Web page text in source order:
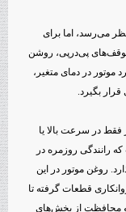
می‌رسد، اما برای
پی‌درپی، روشن
در دمای متغیر،
بگیرد.
فقط در سرعت بالا یا
رانندگی روزمره در
روغن موتور در این
قطعات گرفته تا
محافظت از بخش‌های